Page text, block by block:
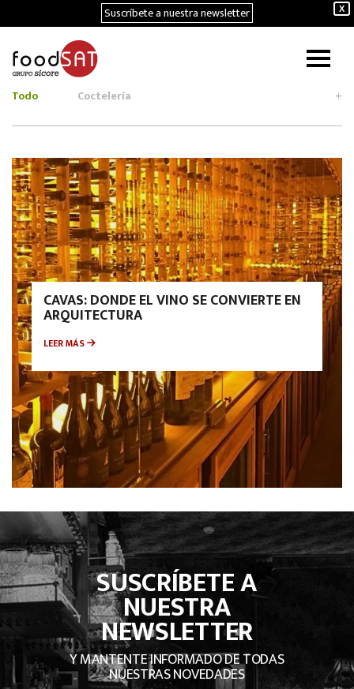
X
Suscríbete a nuestra newsletter
Todo Coctelería +
CAVAS: DONDE EL VINO SE CONVIERTE EN
ARQUITECTURA
LEER MÁS
SUSCRÍBETE A
NUESTRA
NEWSLETTER
Y MANTENTE INFORMADO DE TODAS
NUESTRAS NOVEDADES